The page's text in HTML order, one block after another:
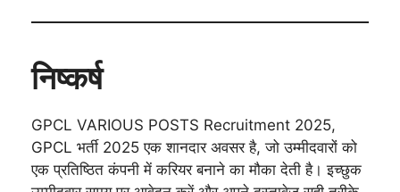
निष्कर्ष
GPCL VARIOUS POSTS Recruitment 2025,
GPCL भर्ती 2025 एक शानदार अवसर है, जो उम्मीदवारों को
एक प्रतिष्ठित कंपनी में करियर बनाने का मौका देती है। इच्छुक